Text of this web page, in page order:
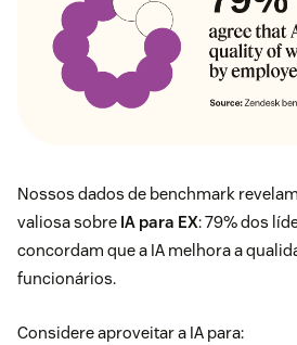
Nossos dados de benchmark
valiosa sobre IA para EX: 79% dos
concordam que a IA melhora a
funcionários.
Considere aproveitar a IA para: